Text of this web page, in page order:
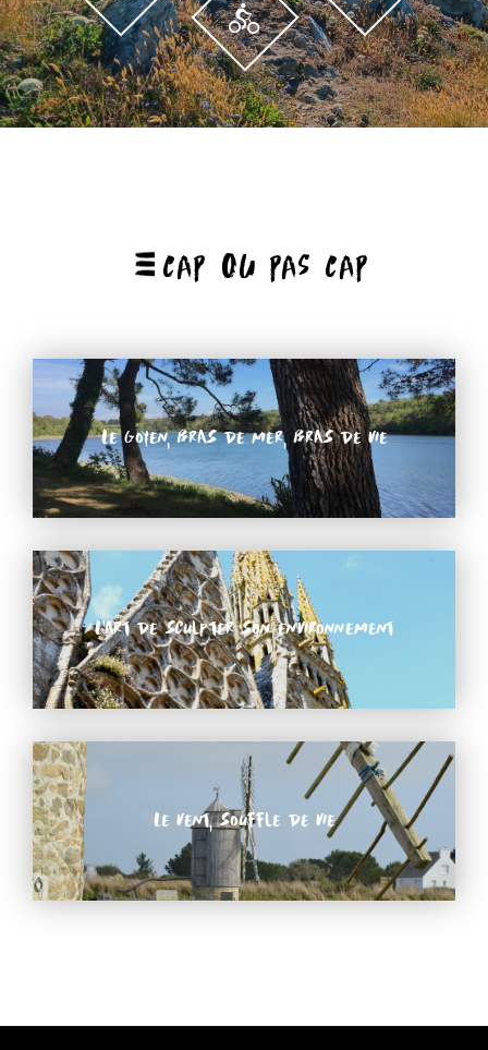
CAP OU PAS CAP
Le Goyen, bras de mer, bras de vie
L’art de sculpter son environnement
Le vent, souffle de vie